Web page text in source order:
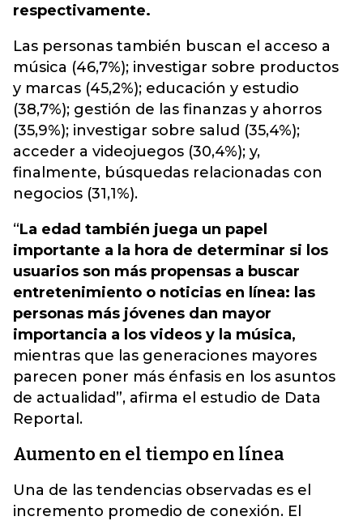
respectivamente.
Las personas también buscan el acceso a
música (46,7%); investigar sobre productos
y marcas (45,2%); educación y estudio
(38,7%); gestión de las finanzas y ahorros
(35,9%); investigar sobre salud (35,4%);
acceder a videojuegos (30,4%); y,
finalmente, búsquedas relacionadas con
negocios (31,1%).
“La edad también juega un papel
importante a la hora de determinar si los
usuarios son más propensas a buscar
entretenimiento o noticias en línea: las
personas más jóvenes dan mayor
importancia a los videos y la música,
mientras que las generaciones mayores
parecen poner más énfasis en los asuntos
de actualidad”, afirma el estudio de Data
Reportal.
Aumento en el tiempo en línea
Una de las tendencias observadas es el
incremento promedio de conexión. El